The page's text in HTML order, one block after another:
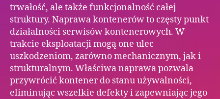
trwałość, ale także funkcjonalność całej
struktury. Naprawa kontenerów to częsty punkt
działalności serwisów kontenerowych. W
trakcie eksploatacji mogą one ulec
uszkodzeniom, zarówno mechanicznym, jak i
strukturalnym. Właściwa naprawa pozwala
przywrócić kontener do stanu używalności,
eliminując wszelkie defekty i zapewniając jego